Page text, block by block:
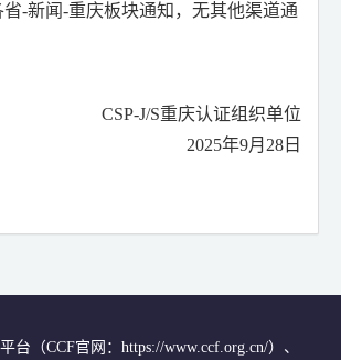
省-新闻-重庆板块通知，无其他渠道通
CSP-J/S重庆认证组织单位
2025年9月 28 日
台（CCF官网：https://www.ccf.org.cn/）、